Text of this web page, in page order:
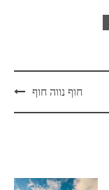
חוף נווה חוף